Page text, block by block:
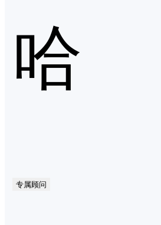
哈
专属顾问